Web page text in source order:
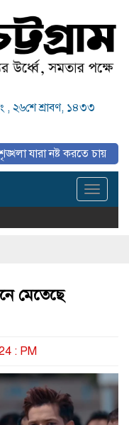
,২৬শে শ্রাবণ, ১৪৩৩
নষ্ট করতে চায় তাদের
Toggle
মেতেছে
: PM